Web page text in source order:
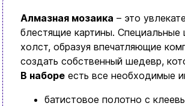
Алмазная мозаика – это
блестящие картины.
холст, образуя впечатляющие
создать собственный шедевр,
В наборе есть все необходимые
батистовое полотно с